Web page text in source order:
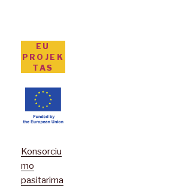
EU
PROJEK
TAS
Konsorciu
mo
pasitarima